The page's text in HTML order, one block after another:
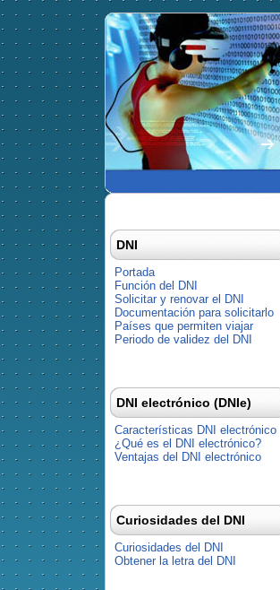
DNI
Portada
Función del DNI
Solicitar y renovar el DNI
Documentación para solicitarlo
Países que permiten viajar
Periodo de validez del DNI
DNI electrónico (DNIe)
Características DNI electrónico
¿Qué es el DNI electrónico?
Ventajas del DNI electrónico
Curiosidades del DNI
Curiosidades del DNI
Obtener la letra del DNI